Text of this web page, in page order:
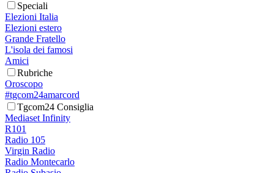
Speciali
Elezioni Italia
Elezioni estero
Grande Fratello
L'isola dei famosi
Amici
Rubriche
Oroscopo
#tgcom24amarcord
Tgcom24 Consiglia
Mediaset Infinity
R101
Radio 105
Virgin Radio
Radio Montecarlo